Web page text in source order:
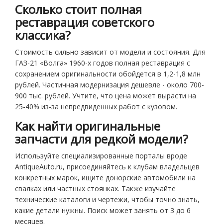
Сколько стоит полная
реставрация советского
классика?
Стоимость сильно зависит от модели и состояния. Для
ГАЗ-21 «Волга» 1960-х годов полная реставрация с
сохранением оригинальности обойдется в 1,2-1,8 млн
рублей. Частичная модернизация дешевле - около 700-
900 тыс. рублей. Учтите, что цена может вырасти на
25-40% из-за непредвиденных работ с кузовом.
Как найти оригинальные
запчасти для редкой модели?
Используйте специализированные порталы вроде
AntiqueAuto.ru, присоединяйтесь к клубам владельцев
конкретных марок, ищите донорские автомобили на
свалках или частных стоянках. Также изучайте
технические каталоги и чертежи, чтобы точно знать,
какие детали нужны. Поиск может занять от 3 до 6
месяцев.